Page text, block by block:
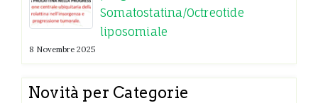
Somatostatina/Octreotide
liposomiale
8 Novembre 2025
Novità per Categorie